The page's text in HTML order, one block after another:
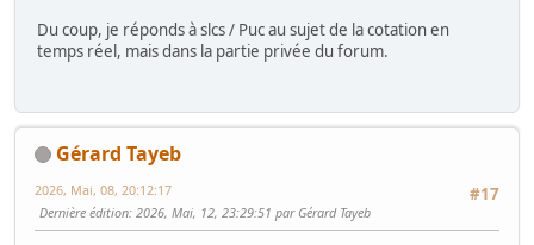
Du coup, je réponds à slcs / Puc au sujet de la cotation en
temps réel, mais dans la partie privée du forum.
Gérard Tayeb
#17
2026, Mai, 08, 20:12:17
Dernière édition: 2026, Mai, 12, 23:29:51 par Gérard Tayeb